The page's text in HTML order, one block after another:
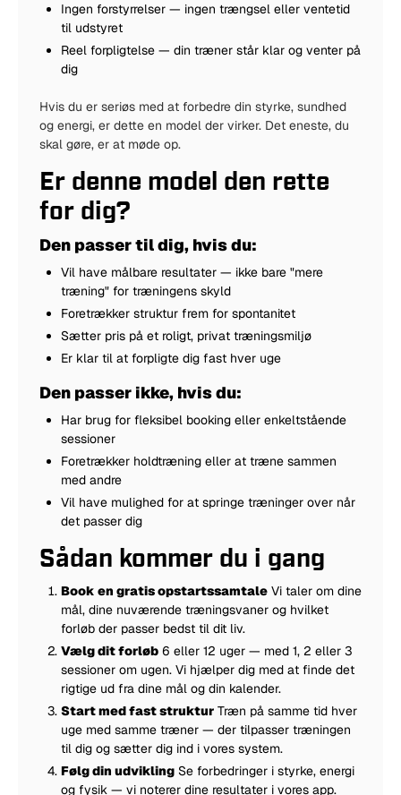
Ingen forstyrrelser — ingen trængsel eller ventetid
til udstyret
Reel forpligtelse — din træner står klar og venter på
dig
Hvis du er seriøs med at forbedre din styrke, sundhed
og energi, er dette en model der virker. Det eneste, du
skal gøre, er at møde op.
Er denne model den rette
for dig?
Den passer til dig, hvis du:
Vil have målbare resultater — ikke bare "mere
træning" for træningens skyld
Foretrækker struktur frem for spontanitet
Sætter pris på et roligt, privat træningsmiljø
Er klar til at forpligte dig fast hver uge
Den passer ikke, hvis du:
Har brug for fleksibel booking eller enkeltstående
sessioner
Foretrækker holdtræning eller at træne sammen
med andre
Vil have mulighed for at springe træninger over når
det passer dig
Sådan kommer du i gang
Book en gratis opstartssamtale Vi taler om dine
mål, dine nuværende træningsvaner og hvilket
forløb der passer bedst til dit liv.
Vælg dit forløb 6 eller 12 uger — med 1, 2 eller 3
sessioner om ugen. Vi hjælper dig med at finde det
rigtige ud fra dine mål og din kalender.
Start med fast struktur Træn på samme tid hver
uge med samme træner — der tilpasser træningen
til dig og sætter dig ind i vores system.
Følg din udvikling Se forbedringer i styrke, energi
og fysik — vi noterer dine resultater i vores app.